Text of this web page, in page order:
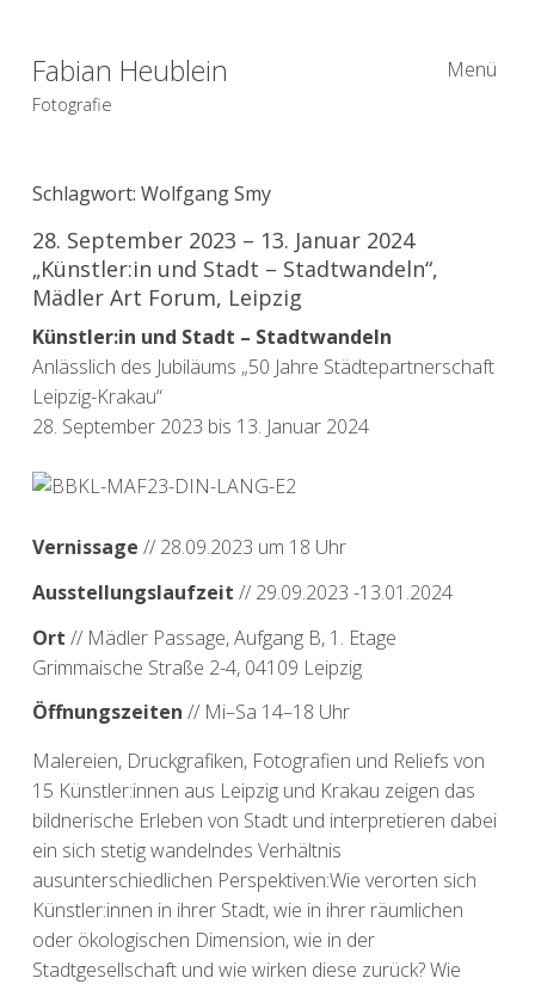
Fabian Heublein
Fotografie
Menü
Schlagwort: Wolfgang Smy
28. September 2023 – 13. Januar 2024
„Künstler:in und Stadt – Stadtwandeln​“,
Mädler Art Forum, Leipzig
Künstler:in und Stadt – Stadtwandeln
Anlässlich des Jubiläums „50 Jahre Städtepartnerschaft
Leipzig-Krakau“
28. September 2023 bis 13. Januar 2024
Vernissage // 28.09.2023 um 18 Uhr
Ausstellungslaufzeit // 29.09.2023 -13.01.2024
Ort // Mädler Passage, Aufgang B, 1. Etage
Grimmaische Straße 2-4, 04109 Leipzig
Öffnungszeiten // Mi–Sa 14–18 Uhr
Malereien, Druckgrafiken, Fotografien und Reliefs von
15 Künstler:innen aus Leipzig und Krakau zeigen das
bildnerische Erleben von Stadt und interpretieren dabei
ein sich stetig wandelndes Verhältnis
ausunterschiedlichen Perspektiven:Wie verorten sich
Künstler:innen in ihrer Stadt, wie in ihrer räumlichen
oder ökologischen Dimension, wie in der
Stadtgesellschaft und wie wirken diese zurück? Wie